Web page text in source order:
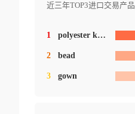
近三年TOP3进口交易产品
1 polyester knitted
2 bead
3 gown